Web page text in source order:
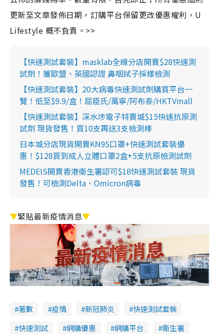
更新至文章發佈日期，訂購平台保留更改優惠權利，U
Lifestyle 概不負責。>>
【快速測試套裝】masklab全線分店開賣$28快速測
試劑！獲歐盟、英國認證 鼻咽拭子採樣檢測
【快速測試套裝】20大病毒快速測試劑購買平台一
覽！低至$9.9/盒！屈臣氏/萬寧/阿布泰/HKTVmall
【快速測試套裝】深水埗電子特賣城$15快速抗原測
試劑 現貨發售！買10支再送3支檢測棒
日本城分店現貨開賣KN95口罩+快速測試套裝優
惠！$128買到成人立體口罩2盒+5支抗原檢測試劑
MEDEIS開賣香港衛生署認可$18快速測試套裝 現貨
發售！可檢測Delta、Omicron病毒
▼緊貼最新疫情消息▼
著數 疫情 新冠肺炎
快速測試套裝
快速測試
網購優惠 網購平台
衞生署